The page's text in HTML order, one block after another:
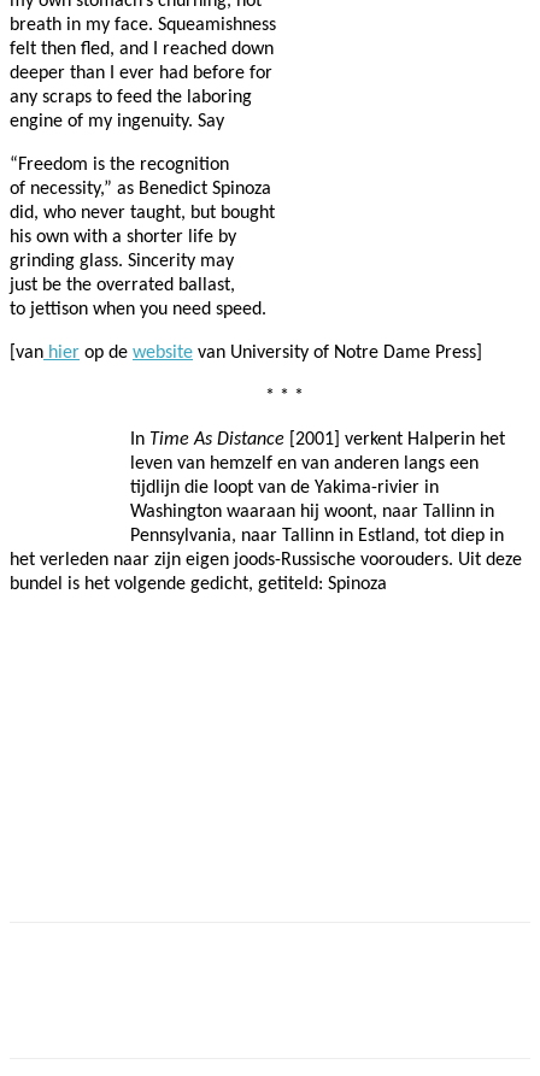
breath in my face. Squeamishness
felt then fled, and I reached down
deeper than I ever had before for
any scraps to feed the laboring
engine of my ingenuity. Say
“Freedom is the recognition
of necessity,” as Benedict Spinoza
did, who never taught, but bought
his own with a shorter life by
grinding glass. Sincerity may
just be the overrated ballast,
to jettison when you need speed.
[van hier op de website van University of Notre Dame Press]
* * *
In Time As Distance [2001] verkent Halperin het
leven van hemzelf en van anderen langs een
tijdlijn die loopt van de Yakima-rivier in
Washington waaraan hij woont, naar Tallinn in
Pennsylvania, naar Tallinn in Estland, tot diep in
het verleden naar zijn eigen joods-Russische voorouders. Uit deze
bundel is het volgende gedicht, getiteld: Spinoza